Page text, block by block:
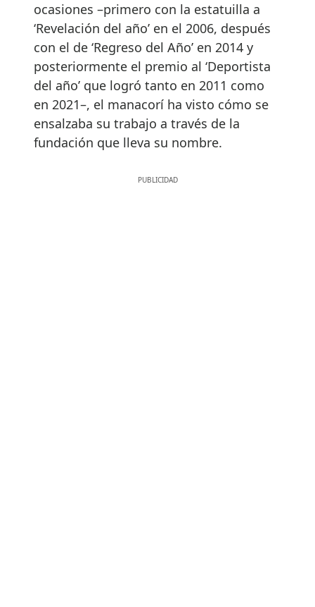
ocasiones –primero con la estatuilla a
‘Revelación del año’ en el 2006, después
con el de ‘Regreso del Año’ en 2014 y
posteriormente el premio al ‘Deportista
del año’ que logró tanto en 2011 como
en 2021–, el manacorí ha visto cómo se
ensalzaba su trabajo a través de la
fundación que lleva su nombre.